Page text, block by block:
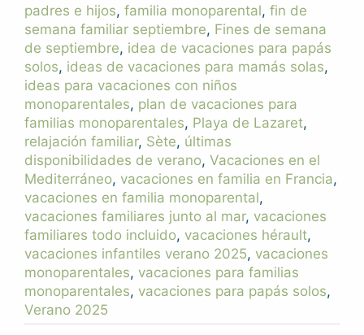
padres e hijos, familia monoparental, fin de
semana familiar septiembre, Fines de semana
de septiembre, idea de vacaciones para papás
solos, ideas de vacaciones para mamás solas,
ideas para vacaciones con niños
monoparentales, plan de vacaciones para
familias monoparentales, Playa de Lazaret,
relajación familiar, Sète, últimas
disponibilidades de verano, Vacaciones en el
Mediterráneo, vacaciones en familia en Francia,
vacaciones en familia monoparental,
vacaciones familiares junto al mar, vacaciones
familiares todo incluido, vacaciones hérault,
vacaciones infantiles verano 2025, vacaciones
monoparentales, vacaciones para familias
monoparentales, vacaciones para papás solos,
Verano 2025